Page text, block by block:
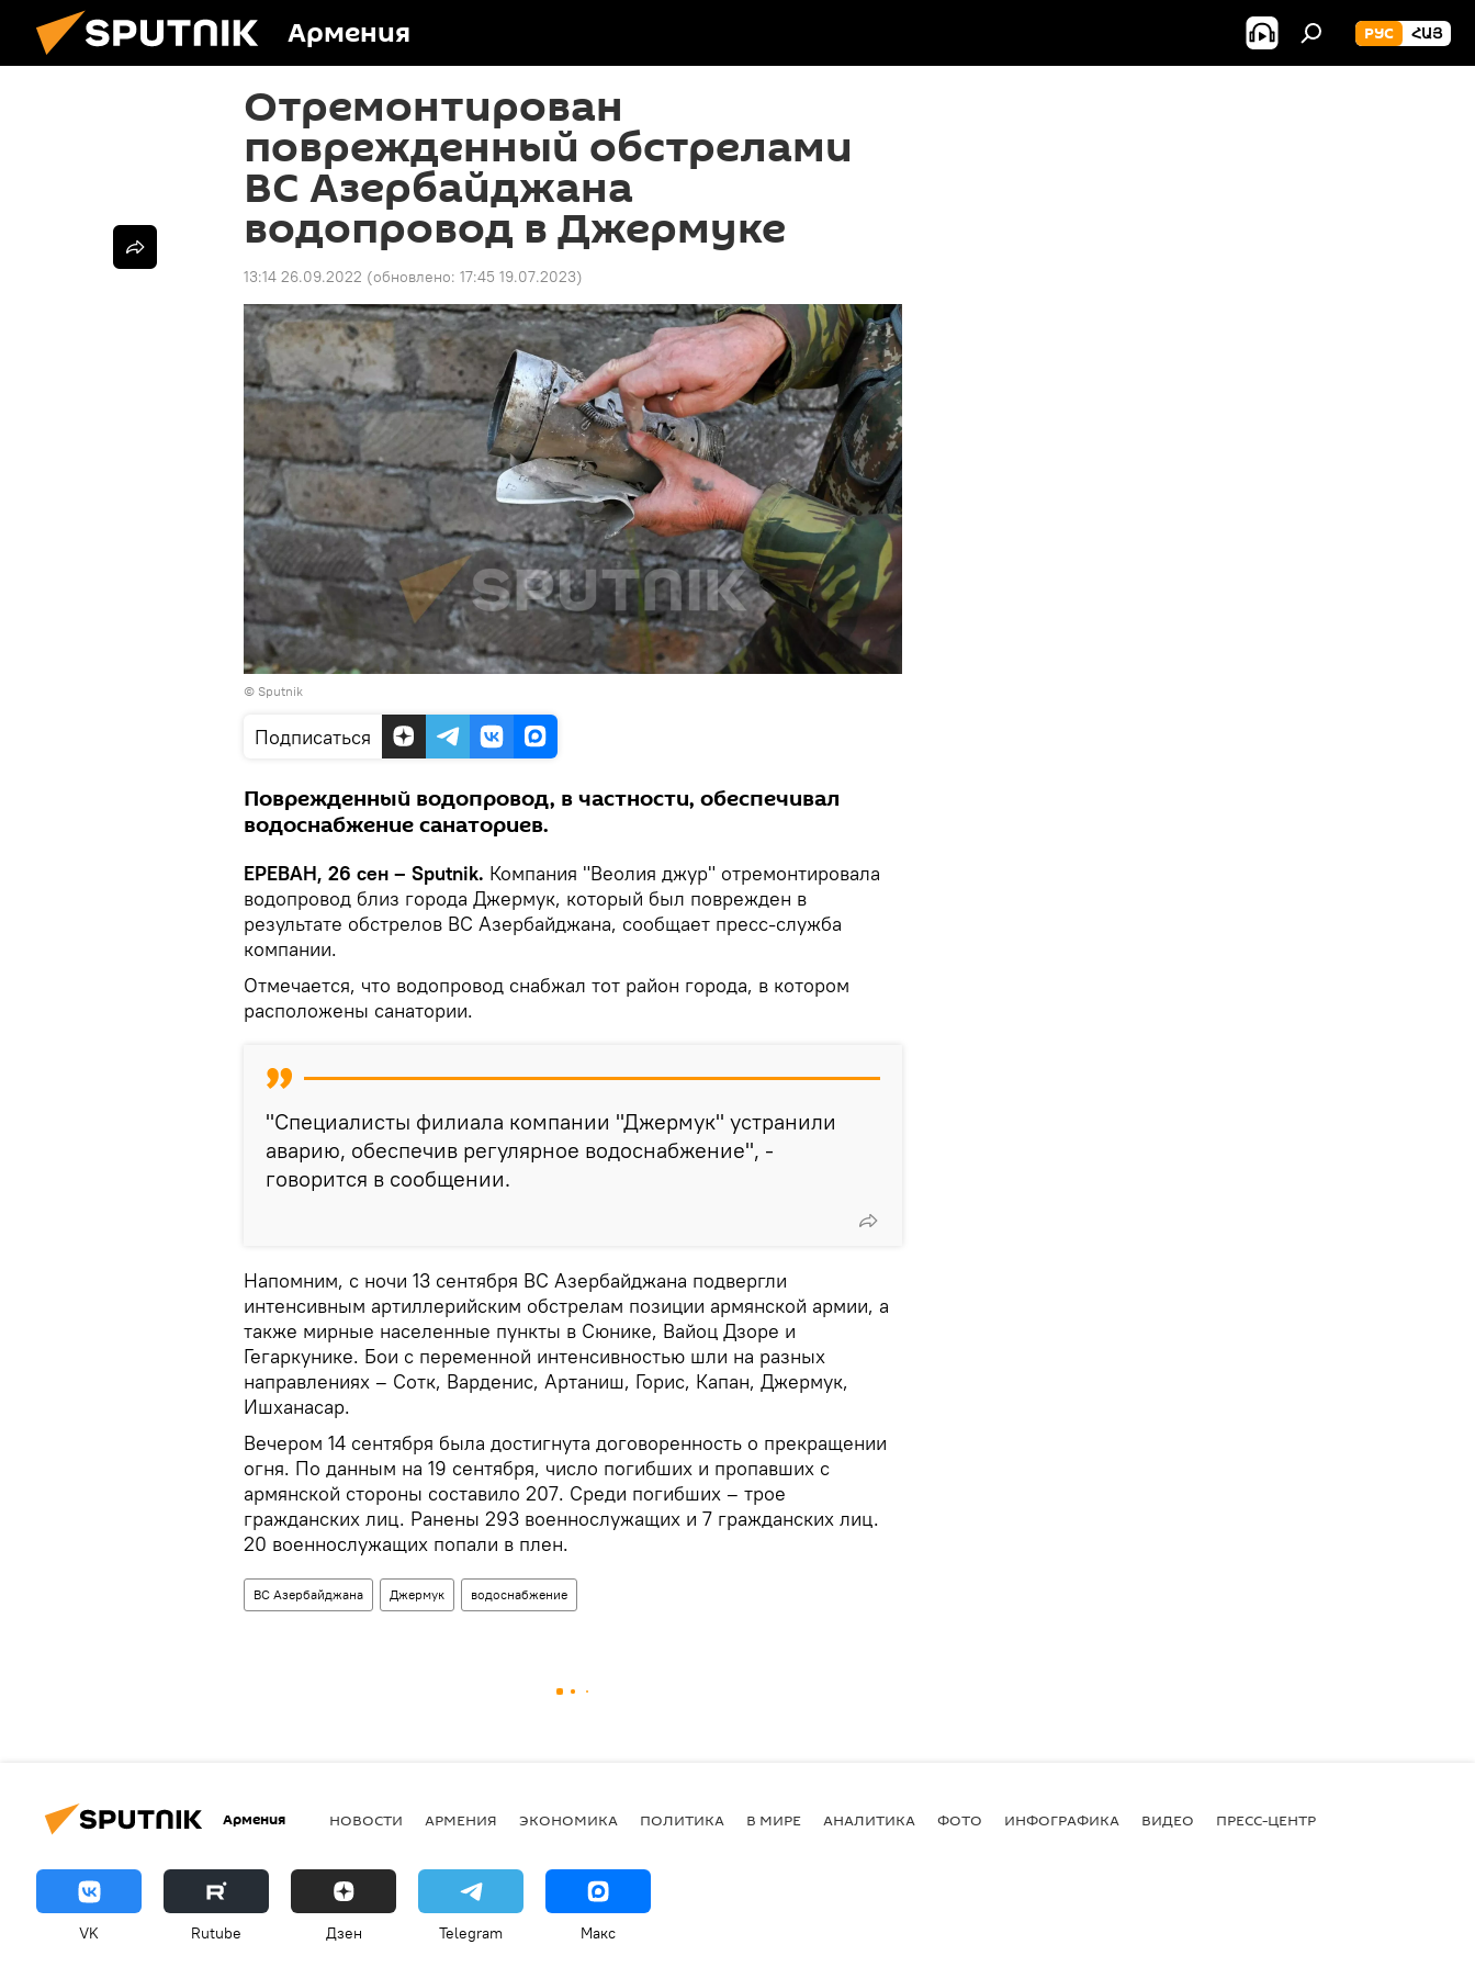
Армения РУС ՀԱՅ
Отремонтирован
поврежденный обстрелами
ВС Азербайджана
водопровод в Джермуке
13:14 26.09.2022 (обновлено: 17:45 19.07.2023)
© Sputnik
Подписаться
Поврежденный водопровод, в частности, обеспечивал
водоснабжение санаториев.
ЕРЕВАН, 26 сен – Sputnik. Компания "Веолия джур" отремонтировала
водопровод близ города Джермук, который был поврежден в
результате обстрелов ВС Азербайджана, сообщает пресс-служба
компании.
Отмечается, что водопровод снабжал тот район города, в котором
расположены санатории.
"Специалисты филиала компании "Джермук" устранили
аварию, обеспечив регулярное водоснабжение", -
говорится в сообщении.
Напомним, с ночи 13 сентября ВС Азербайджана подвергли
интенсивным артиллерийским обстрелам позиции армянской армии, а
также мирные населенные пункты в Сюнике, Вайоц Дзоре и
Гегаркунике. Бои с переменной интенсивностью шли на разных
направлениях – Сотк, Варденис, Артаниш, Горис, Капан, Джермук,
Ишханасар.
Вечером 14 сентября была достигнута договоренность о прекращении
огня. По данным на 19 сентября, число погибших и пропавших с
армянской стороны составило 207. Среди погибших – трое
гражданских лиц. Ранены 293 военнослужащих и 7 гражданских лиц.
20 военнослужащих попали в плен.
ВС Азербайджана Джермук водоснабжение
Армения НОВОСТИ АРМЕНИЯ ЭКОНОМИКА ПОЛИТИКА В МИРЕ АНАЛИТИКА ФОТО ИНФОГРАФИКА ВИДЕО ПРЕСС-ЦЕНТР
VK Rutube Дзен Telegram Макс